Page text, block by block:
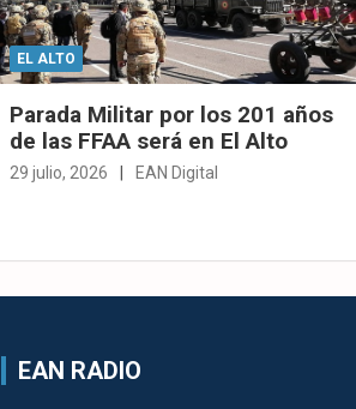
EL ALTO
Parada Militar por los 201 años
de las FFAA será en El Alto
29 julio, 2026 EAN Digital
EAN RADIO